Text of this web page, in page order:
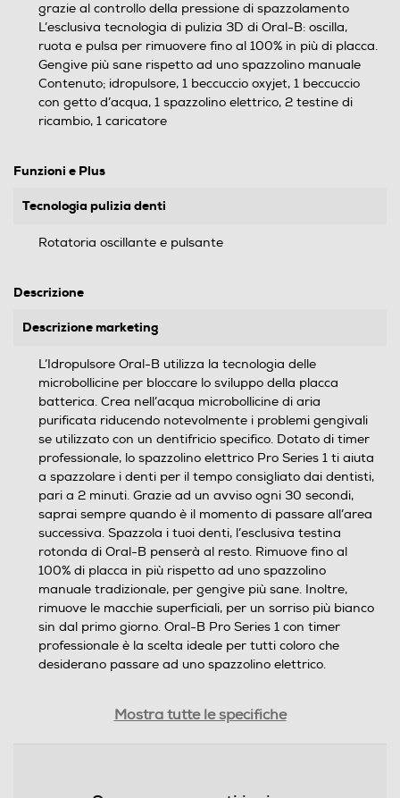
grazie al controllo della pressione di spazzolamento
L’esclusiva tecnologia di pulizia 3D di Oral-B: oscilla,
ruota e pulsa per rimuovere fino al 100% in più di placca.
Gengive più sane rispetto ad uno spazzolino manuale
Contenuto; idropulsore, 1 beccuccio oxyjet, 1 beccuccio
con getto d’acqua, 1 spazzolino elettrico, 2 testine di
ricambio, 1 caricatore
Funzioni e Plus
Tecnologia pulizia denti
Rotatoria oscillante e pulsante
Descrizione
Descrizione marketing
L’Idropulsore Oral-B utilizza la tecnologia delle
microbollicine per bloccare lo sviluppo della placca
batterica. Crea nell’acqua microbollicine di aria
purificata riducendo notevolmente i problemi gengivali
se utilizzato con un dentifricio specifico. Dotato di timer
professionale, lo spazzolino elettrico Pro Series 1 ti aiuta
a spazzolare i denti per il tempo consigliato dai dentisti,
pari a 2 minuti. Grazie ad un avviso ogni 30 secondi,
saprai sempre quando è il momento di passare all’area
successiva. Spazzola i tuoi denti, l’esclusiva testina
rotonda di Oral-B penserà al resto. Rimuove fino al
100% di placca in più rispetto ad uno spazzolino
manuale tradizionale, per gengive più sane. Inoltre,
rimuove le macchie superficiali, per un sorriso più bianco
sin dal primo giorno. Oral-B Pro Series 1 con timer
professionale è la scelta ideale per tutti coloro che
desiderano passare ad uno spazzolino elettrico.
Dimensioni - PesoMostra tutte le specifiche